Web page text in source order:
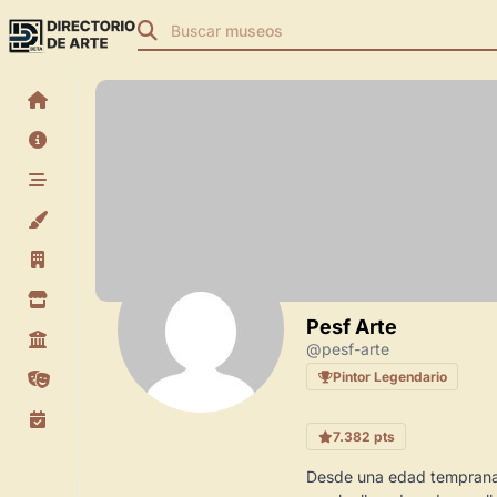
Buscar museos
Pesf Arte
@pesf-arte
Pintor Legendario
7.382 pts
Desde una edad